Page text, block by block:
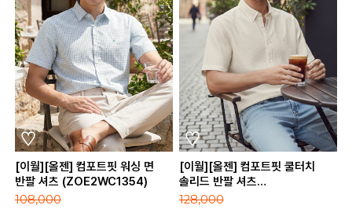
[이월][올젠] 컴포트핏 워싱 면
반팔 셔츠 (ZOE2WC1354)
108,000
[이월][올젠] 컴포트핏 쿨터치
솔리드 반팔 셔츠
(ZOE2WC1357)
128,000